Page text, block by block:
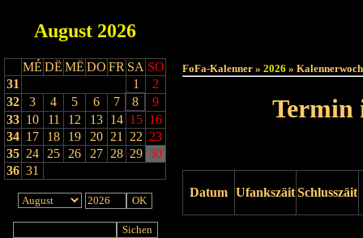
August 2026
MÉ DË MË DO FR SA SO
31
1
2
32
3 4 5 6 7 8
9
33 10 11 12 13 14 15 16
34 17 18 19 20 21 22 23
35 24 25 26 27 28 29 30
36 31
FoFa-Kalenner » 2026 »
Termin
Datum UfankszäitSchlusszäit